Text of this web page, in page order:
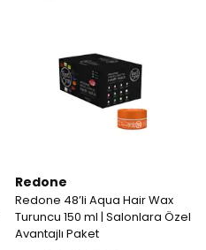
Redone
Redone 48’li Aqua Hair Wax
Turuncu 150 ml | Salonlara Özel
Avantajlı Paket